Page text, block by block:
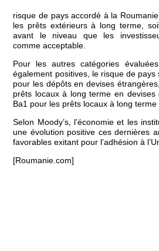
risque de pays accordé à la
les prêts extérieurs à long terme,
avant le niveau que les
comme acceptable.
Pour les autres catégories
également positives, le risque de pays
pour les dépôts en devises
prêts locaux à long terme en
Ba1 pour les prêts locaux à long terme
Selon Moody’s, l’économie et les
une évolution positive ces dernières
favorables exitant pour l’adhésion à
[Roumanie.com]